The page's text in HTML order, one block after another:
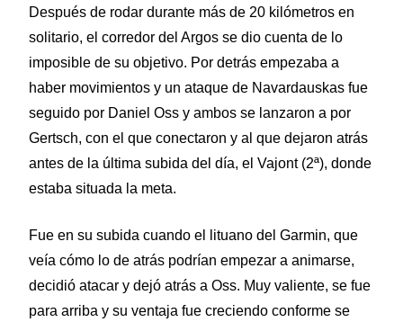
Después de rodar durante más de 20 kilómetros en
solitario, el corredor del Argos se dio cuenta de lo
imposible de su objetivo. Por detrás empezaba a
haber movimientos y un ataque de Navardauskas fue
seguido por Daniel Oss y ambos se lanzaron a por
Gertsch, con el que conectaron y al que dejaron atrás
antes de la última subida del día, el Vajont (2ª), donde
estaba situada la meta.
Fue en su subida cuando el lituano del Garmin, que
veía cómo lo de atrás podrían empezar a animarse,
decidió atacar y dejó atrás a Oss. Muy valiente, se fue
para arriba y su ventaja fue creciendo conforme se